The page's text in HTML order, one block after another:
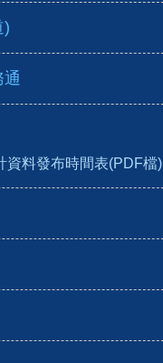
)
資料發布時間表(PDF檔)